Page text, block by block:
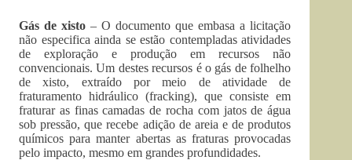
Gás de xisto – O documento que embasa a licitação
não especifica ainda se estão contempladas atividades
de exploração e produção em recursos não
convencionais. Um destes recursos é o gás de folhelho
de xisto, extraído por meio de atividade de
fraturamento hidráulico (fracking), que consiste em
fraturar as finas camadas de rocha com jatos de água
sob pressão, que recebe adição de areia e de produtos
químicos para manter abertas as fraturas provocadas
pelo impacto, mesmo em grandes profundidades.